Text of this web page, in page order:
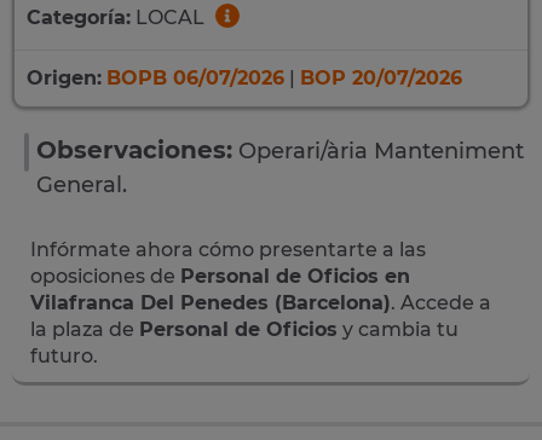
Categoría: LOCAL
Origen: BOPB 06/07/2026 | BOP 20/07/2026
Observaciones: Operari/ària Manteniment
General.
Infórmate ahora cómo presentarte a las
oposiciones de Personal de Oficios en
Vilafranca Del Penedes (Barcelona). Accede a
la plaza de Personal de Oficios y cambia tu
futuro.